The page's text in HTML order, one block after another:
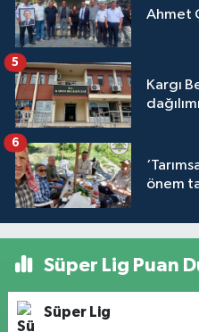
Kargı
5
‘Tarımsal
önem
6
Süper Lig Puan
Süper Lig